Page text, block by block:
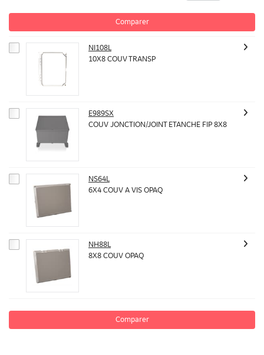
Comparer
NI108L
10X8 COUV TRANSP
E989SX
COUV JONCTION/JOINT ETANCHE FIP 8X8
NS64L
6X4 COUV A VIS OPAQ
NH88L
8X8 COUV OPAQ
Comparer